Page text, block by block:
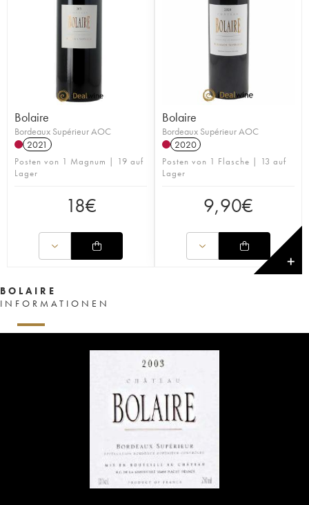
Bolaire
Bordeaux Supérieur AOC
2021
Posten von 1 Magnum | 19 auf
Lager
18€
Bolaire
Bordeaux Supérieur AOC
2020
Posten von 1 Flasche | 13 auf
Lager
9,90€
✕
BOLAIRE
INFORMATIONEN